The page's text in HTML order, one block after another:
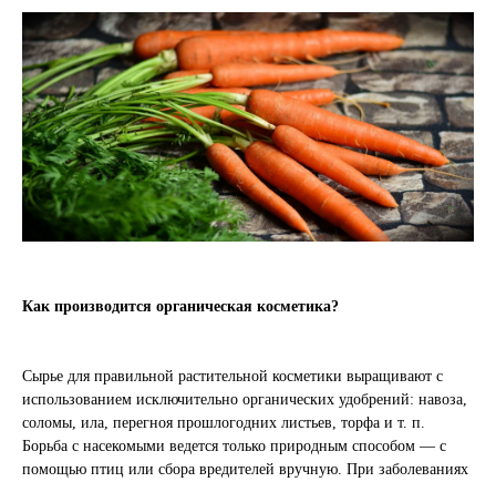
Как производится органическая косметика?
Сырье для правильной растительной косметики выращивают с
использованием исключительно органических удобрений: навоза,
соломы, ила, перегноя прошлогодних листьев, торфа и т. п.
Борьба с насекомыми ведется только природным способом — с
помощью птиц или сбора вредителей вручную. При заболеваниях